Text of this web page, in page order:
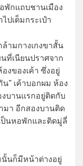
พักแถบชานเมือง
ปเต็มกระเป๋า
ามกางเกงขาสั้น
ที่เนียนปราศจาก
งของเค้า ซึ่งอยู่
” เค้าบอกผม ห้อง
บานแรกอยู่ติดกับ
มา อีกสองบานติด
ป็นหอพักและติดมู่ลี่
นั้นก็มีหน้าต่างอยู่